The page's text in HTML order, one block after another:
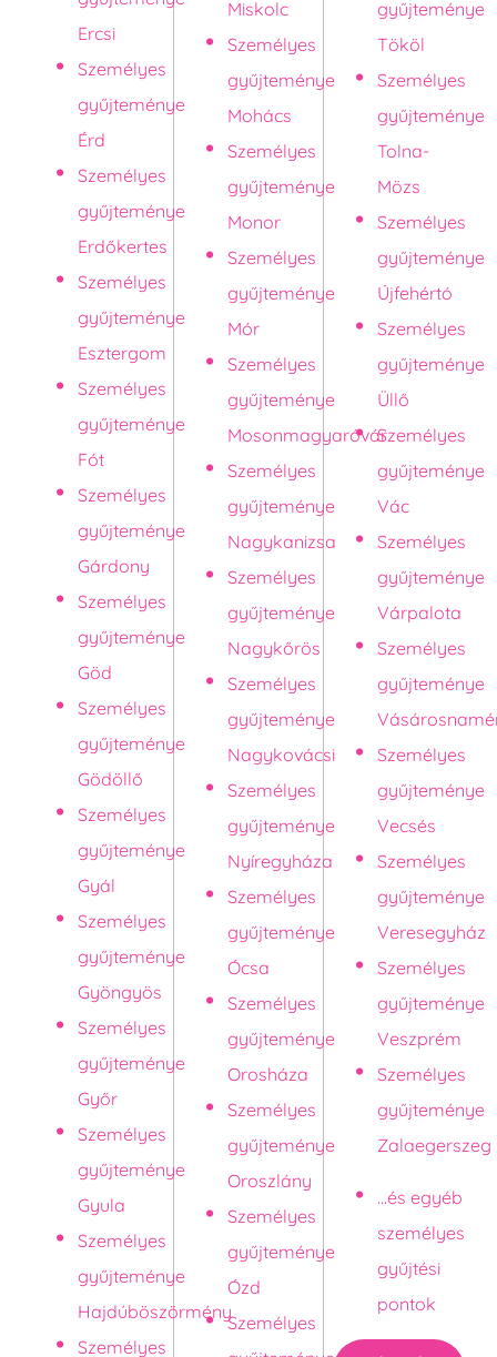
Ercsi
Személyes
gyűjteménye
Érd
Személyes
gyűjteménye
Erdőkertes
Személyes
gyűjteménye
Esztergom
Személyes
gyűjteménye
Fót
Személyes
gyűjteménye
Gárdony
Személyes
gyűjteménye
Göd
Személyes
gyűjteménye
Gödöllő
Személyes
gyűjteménye
Gyál
Személyes
gyűjteménye
Gyöngyös
Személyes
gyűjteménye
Győr
Személyes
gyűjteménye
Gyula
Személyes
gyűjteménye
Hajdúböszörmény
Személyes
Miskolc
Személyes
gyűjteménye
Mohács
Személyes
gyűjteménye
Monor
Személyes
gyűjteménye
Mór
Személyes
gyűjteménye
Mosonmagyaróvár
Személyes
gyűjteménye
Nagykanizsa
Személyes
gyűjteménye
Nagykőrös
Személyes
gyűjteménye
Nagykovácsi
Személyes
gyűjteménye
Nyíregyháza
Személyes
gyűjteménye
Ócsa
Személyes
gyűjteménye
Orosháza
Személyes
gyűjteménye
Oroszlány
Személyes
gyűjteménye
Ózd
Személyes
gyűjteménye
Tököl
Személyes
gyűjteménye
Tolna-
Mözs
Személyes
gyűjteménye
Újfehértó
Személyes
gyűjteménye
Üllő
Személyes
gyűjteménye
Vác
Személyes
gyűjteménye
Várpalota
Személyes
gyűjteménye
Személyes
gyűjteménye
Vecsés
Személyes
gyűjteménye
Veresegyház
Személyes
gyűjteménye
Veszprém
Személyes
gyűjteménye
Zalaegerszeg
...és egyéb
személyes
gyűjtési
pontok